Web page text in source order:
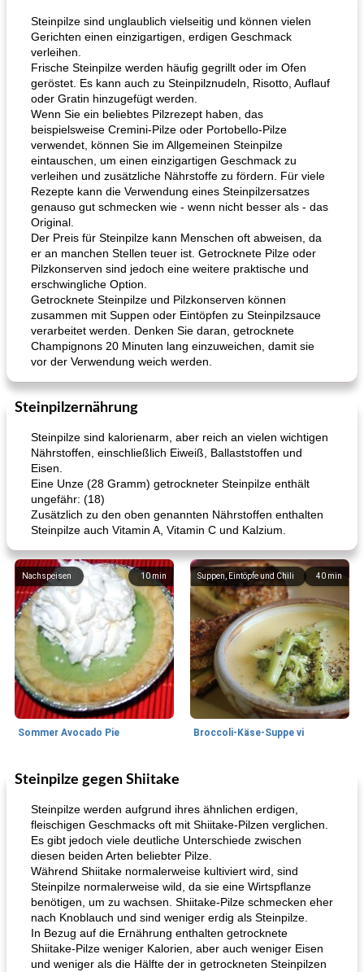
Steinpilze sind unglaublich vielseitig und können vielen
Gerichten einen einzigartigen, erdigen Geschmack
verleihen.
Frische Steinpilze werden häufig gegrillt oder im Ofen
geröstet. Es kann auch zu Steinpilznudeln, Risotto, Auflauf
oder Gratin hinzugefügt werden.
Wenn Sie ein beliebtes Pilzrezept haben, das
beispielsweise Cremini-Pilze oder Portobello-Pilze
verwendet, können Sie im Allgemeinen Steinpilze
eintauschen, um einen einzigartigen Geschmack zu
verleihen und zusätzliche Nährstoffe zu fördern. Für viele
Rezepte kann die Verwendung eines Steinpilzersatzes
genauso gut schmecken wie - wenn nicht besser als - das
Original.
Der Preis für Steinpilze kann Menschen oft abweisen, da
er an manchen Stellen teuer ist. Getrocknete Pilze oder
Pilzkonserven sind jedoch eine weitere praktische und
erschwingliche Option.
Getrocknete Steinpilze und Pilzkonserven können
zusammen mit Suppen oder Eintöpfen zu Steinpilzsauce
verarbeitet werden. Denken Sie daran, getrocknete
Champignons 20 Minuten lang einzuweichen, damit sie
vor der Verwendung weich werden.
Steinpilzernährung
Steinpilze sind kalorienarm, aber reich an vielen wichtigen
Nährstoffen, einschließlich Eiweiß, Ballaststoffen und
Eisen.
Eine Unze (28 Gramm) getrockneter Steinpilze enthält
ungefähr: (18)
Zusätzlich zu den oben genannten Nährstoffen enthalten
Steinpilze auch Vitamin A, Vitamin C und Kalzium.
10min
Nachspeisen
Sommer Avocado Pie
40 min
Suppen, Eintöpfe und Chili
Broccoli-Käse-Suppe vi
35min
Kurs
Karamell-Brownie-Kuchen Cilantro-Curry-Hühnersalat
Steinpilze gegen Shiitake
Steinpilze werden aufgrund ihres ähnlichen erdigen,
fleischigen Geschmacks oft mit Shiitake-Pilzen verglichen.
Es gibt jedoch viele deutliche Unterschiede zwischen
diesen beiden Arten beliebter Pilze.
Während Shiitake normalerweise kultiviert wird, sind
Steinpilze normalerweise wild, da sie eine Wirtspflanze
benötigen, um zu wachsen. Shiitake-Pilze schmecken eher
nach Knoblauch und sind weniger erdig als Steinpilze.
In Bezug auf die Ernährung enthalten getrocknete
Shiitake-Pilze weniger Kalorien, aber auch weniger Eisen
und weniger als die Hälfte der in getrockneten Steinpilzen